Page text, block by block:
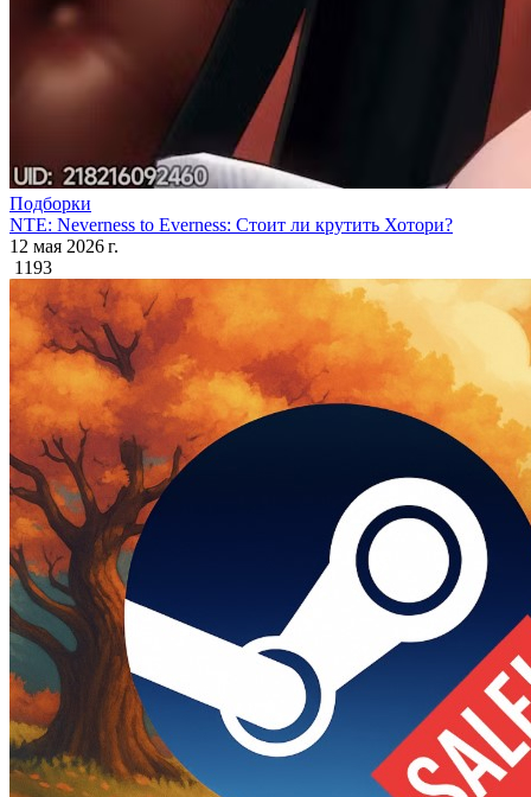
Подборки
NTE: Neverness to Everness: Стоит ли крутить Хотори?
12 мая 2026 г.
1193